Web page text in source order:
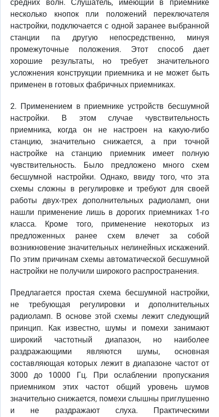
средних волн. Слушатель, имеющий в приемнике
несколько кнопок пли положений переключателя
настройки, подключается с одной заранее выбранной
станции па другую непосредственно, минуя
промежуточные положения. Этот способ дает
хорошие результаты, но требует значительного
усложнения конструкции приемника и не может быть
применен в готовых фабричных приемниках.
2. Применением в приемнике устройств бесшумной
настройки. В этом случае чувствительность
приемника, когда он не настроен на какую-либо
станцию, значительно снижается, а при точной
настройке на станцию приемник имеет полную
чувствительность. Было предложено много схем
бесшумной настройки. Однако, ввиду того, что эта
схемы сложны в регулировке и требуют для своей
работы двух-трех дополнительных радиоламп, они
нашли применение лишь в дорогих приемниках 1-го
класса. Кроме того, применение некоторых из
предложенных ранее схем влечет за собой
возникновение значительных нелинейных искажений.
По этим причинам схемы автоматической бесшумной
настройки не получили широкого распространения.
Предлагается простая схема бесшумной настройки,
не требующая регулировки и дополнительных
радиоламп. В основе этой схемы лежит следующий
принцип. Как известно, шумы и помехи занимают
широкий частотный диапазон, но наиболее
раздражающими являются шумы, основная
составляющая которых лежит в диапазоне частот от
3000 до 10000 Гц. При ослаблении пропускания
приемником этих частот общий уровень шумов
значительно снижается, помехи слышны приглушенно
и не раздражают слуха. Практическими